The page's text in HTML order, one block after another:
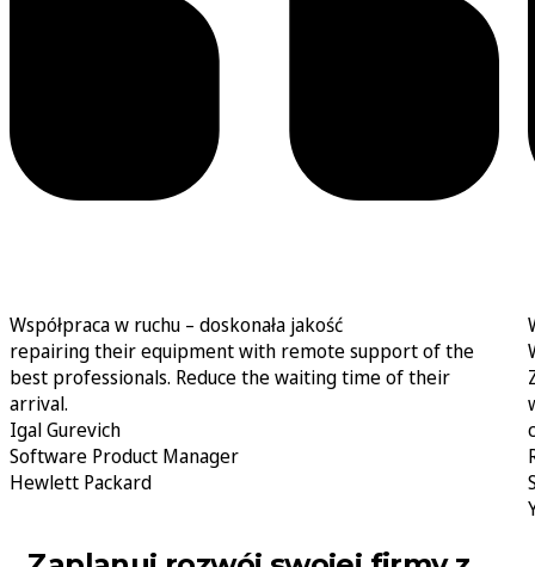
Współpraca w ruchu – doskonała jakość
repairing their equipment with remote support of the
best professionals. Reduce the waiting time of their
arrival.
Igal Gurevich
Software Product Manager
Hewlett Packard